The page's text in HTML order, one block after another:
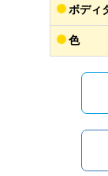
ボディ
色